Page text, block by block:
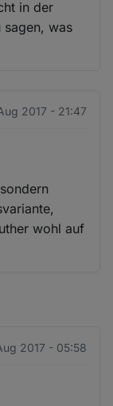
in der
sagen, was
2017 - 21:47
wohl auf
2017 - 05:58